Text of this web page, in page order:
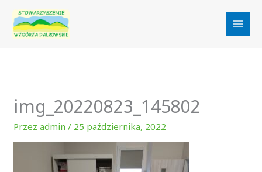
Przejdź
treści
img_20220823_145802
Przezadmin/ 25 października, 2022